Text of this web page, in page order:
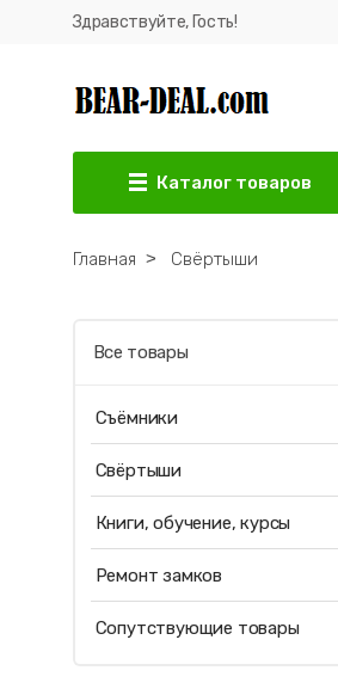
Здравствуйте, Гость!
Каталог товаров
Главная ˃ Свёртыши
Все товары
Съёмники
Свёртыши
Книги, обучение, курсы
Ремонт замков
Сопутствующие товары